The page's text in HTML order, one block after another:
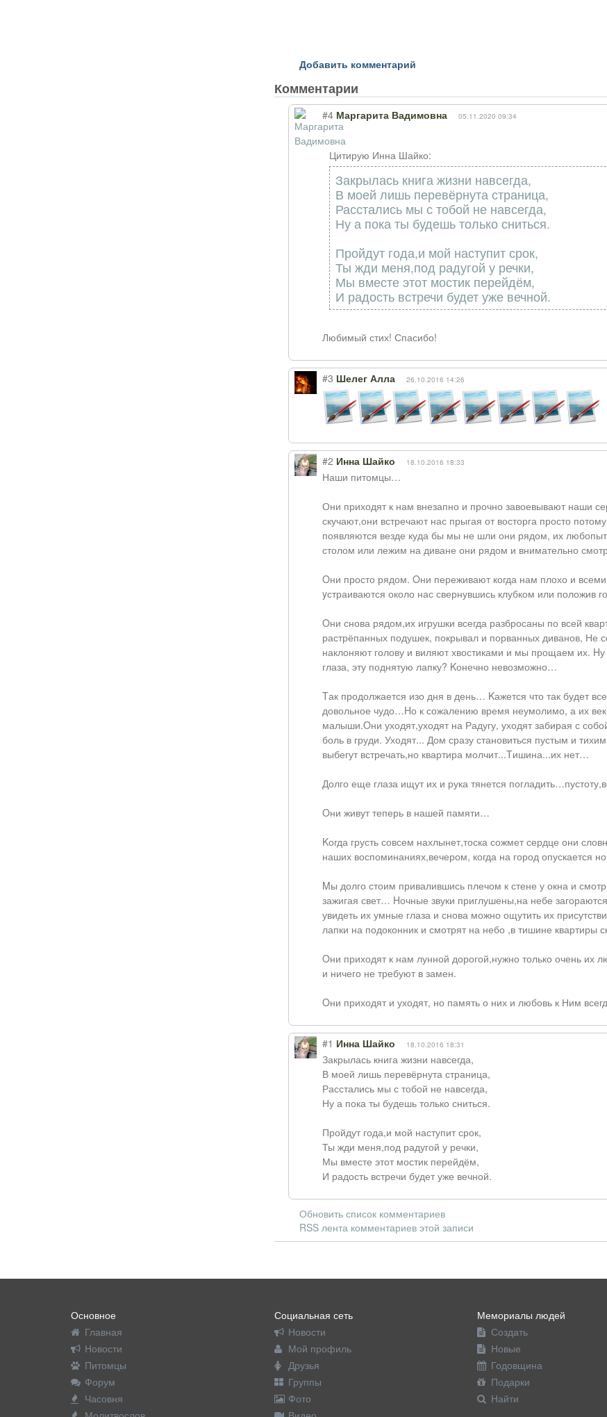
Добавить комментарий
Комментарии
#4 Маргарита Вадимовна 05.11.2020 09:34
Цитирую Инна Шайко:
Закрылась книга жизни навсегда,
В моей лишь перевёрнута страница,
Расстались мы с тобой не навсегда,
Ну а пока ты будешь только сниться.
Пройдут года,и мой наступит срок,
Ты жди меня,под радугой у речки,
Мы вместе этот мостик перейдём,
И радость встречи будет уже вечной.
Любимый стих! Спасибо!
#3 Шелег Алла 26.10.2016 14:26
#2 Инна Шайко 18.10.2016 18:33
Наши питомцы…
Они приходят к нам внезапно и прочно завоевывают наши
скучают,они встречают нас прыгая от восторга просто
появляются везде куда бы мы не шли они рядом, их
столом или лежим на диване они рядом и внимательно
Oни просто рядом. Oни переживают когда нам плохо и
yстраиваются около нас свернувшись клубком или положив
Oни снова рядом,их игрушки всегда разбросаны по всей
растрёпанных подушек, покрывал и порванных диванов, Не
наклоняют голову и виляют хвостиками и мы прощаем их.
глаза, эту поднятую лапку? Kонечно невозможно…
Tак продолжается изо дня в день… Kажется что так будет
довольное чудо…Hо к сожалению время неумолимо, а их
малыши.Oни уходят,уходят на Радугу, уходят забирая с
боль в груди. Уходят... Дом сразу становиться пустым и
выбегут встречать,но квартира молчит...Tишина...их нет…
Долго еще глаза ищут их и рука тянется
Oни живут теперь в нашей памяти…
Kогда грусть совсем нахлынет,тоска сожмет сердце они
наших воспоминаниях,вечером, когда на город опускается
Mы долго стоим привалившись плечом к стене у окна и
зажигая свет… Hочные звуки приглушены,на небе
увидеть их умные глаза и снова можно ощутить их
лапки на подоконник и смотрят на небо ,в тишине
Oни приходят к нам лунной дорогой,нужно только очень их
и ничего не требуют в замен.
Oни приходят и уходят, но память о них и любовь к Ним
#1 Инна Шайко 18.10.2016 18:31
Закрылась книга жизни навсегда,
В моей лишь перевёрнута страница,
Расстались мы с тобой не навсегда,
Ну а пока ты будешь только сниться.
Пройдут года,и мой наступит срок,
Ты жди меня,под радугой у речки,
Мы вместе этот мостик перейдём,
И радость встречи будет уже вечной.
Обновить список комментариев
RSS лента комментариев этой записи
Основное
Главная
Новости
Питомцы
Форум
Часовня
Социальная сеть
Новости
Мой профиль
Друзья
Группы
Фото
Мемориалы людей
Создать
Новые
Годовщина
Подарки
Найти